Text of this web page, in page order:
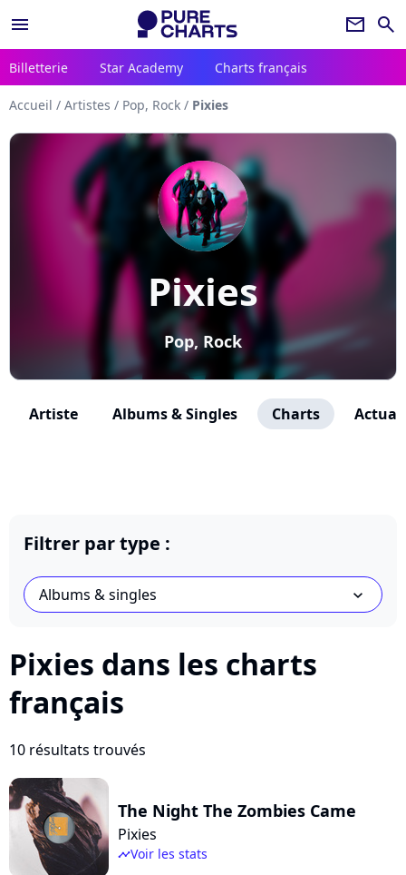
menu newsletter search
Billetterie Star Academy Charts français
Accueil / Artistes / Pop, Rock / Pixies
Pixies
Pop, Rock
Artiste Albums & Singles Charts
Filtrer par type :
Albums & singles chevron_bot
Pixies dans les charts
français
10 résultats trouvés
The Night The Zombies Came
Pixies
timelineVoir les stats